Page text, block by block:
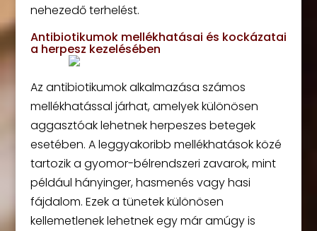
nehezedő terhelést.
Antibiotikumok mellékhatásai és kockázatai
a herpesz kezelésében
Az antibiotikumok alkalmazása számos
mellékhatással járhat, amelyek különösen
aggasztóak lehetnek herpeszes betegek
esetében. A leggyakoribb mellékhatások közé
tartozik a gyomor-bélrendszeri zavarok, mint
például hányinger, hasmenés vagy hasi
fájdalom. Ezek a tünetek különösen
kellemetlenek lehetnek egy már amúgy is